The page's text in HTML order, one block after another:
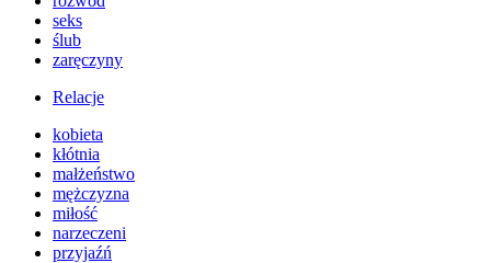
seks
ślub
zaręczyny
Relacje
kobieta
kłótnia
małżeństwo
mężczyzna
miłość
narzeczeni
przyjaźń